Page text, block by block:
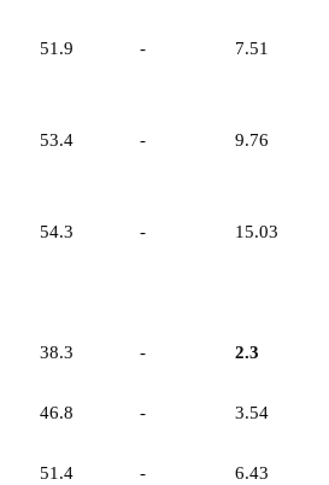
51.9 - 7.51
53.4 - 9.76
54.3 - 15.03
38.3 - 2.3
46.8 - 3.54
51.4 - 6.43